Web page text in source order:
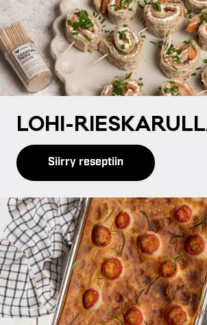
LO­HI-
Siirry reseptiin